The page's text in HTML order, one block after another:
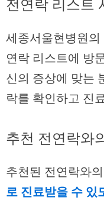
세종서울현병원
연락 리스트에 방
신의 증상에 맞는
락를 확인하고 진
추천 전연락와
추천된 전연락와
로 진료받을 수 있